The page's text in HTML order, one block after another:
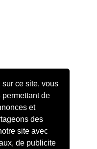
ce site, vous
de
et
des
site avec
de publicite